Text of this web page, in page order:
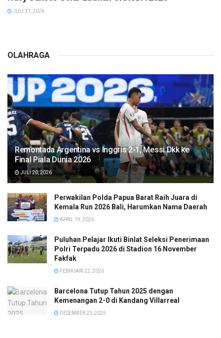
JULI 31, 2026
OLAHRAGA
Remontada Argentina vs Inggris 2-1, Messi Dkk ke
Final Piala Dunia 2026
JULI 20, 2026
Perwakilan Polda Papua Barat Raih Juara di
Kemala Run 2026 Bali, Harumkan Nama Daerah
APRIL 19, 2026
Puluhan Pelajar Ikuti Binlat Seleksi Penerimaan
Polri Terpadu 2026 di Stadion 16 November
Fakfak
FEBRUARI 22, 2026
Barcelona Tutup Tahun 2025 dengan
Kemenangan 2-0 di Kandang Villarreal
DESEMBER 23, 2025